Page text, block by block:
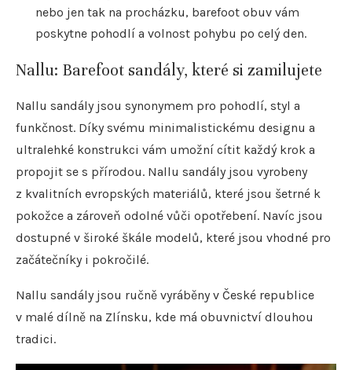
nebo jen tak na procházku, barefoot obuv vám
poskytne pohodlí a volnost pohybu po celý den.
Nallu: Barefoot sandály, které si zamilujete
Nallu sandály jsou synonymem pro pohodlí, styl a
funkčnost. Díky svému minimalistickému designu a
ultralehké konstrukci vám umožní cítit každý krok a
propojit se s přírodou. Nallu sandály jsou vyrobeny
z kvalitních evropských materiálů, které jsou šetrné k
pokožce a zároveň odolné vůči opotřebení. Navíc jsou
dostupné v široké škále modelů, které jsou vhodné pro
začátečníky i pokročilé.
Nallu sandály jsou ručně vyráběny v České republice
v malé dílně na Zlínsku, kde má obuvnictví dlouhou
tradici.